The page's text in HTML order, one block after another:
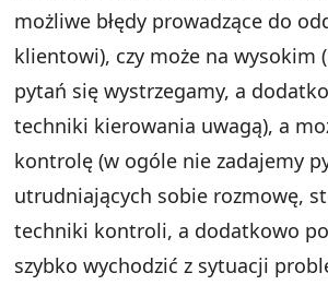
możliwe błędy prowadzące do
klientowi), czy może na wysokim
pytań się wystrzegamy, a
techniki kierowania uwagą), a
kontrolę (w ogóle nie zadajemy
utrudniających sobie rozmowę,
techniki kontroli, a dodatkowo
szybko wychodzić z sytuacji